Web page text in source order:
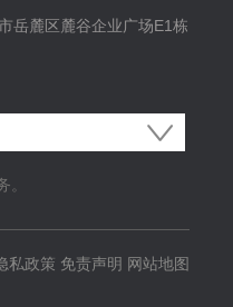
岳麓区麓谷企业广场E1栋
私政策 免责声明 网站地图